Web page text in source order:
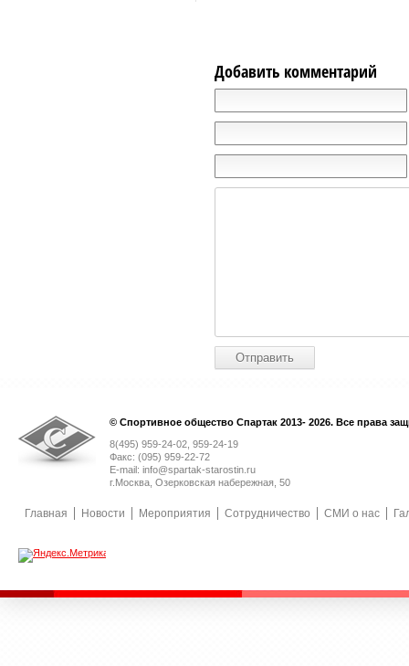
Добавить комментарий
© Спортивное общество Спартак 2013- 2026. Все права
8(495) 959-24-02, 959-24-19
Факс: (095) 959-22-72
E-mail: info@spartak-starostin.ru
г.Москва, Озерковская набережная, 50
Главная Новости Мероприятия Сотрудничество СМИ о нас